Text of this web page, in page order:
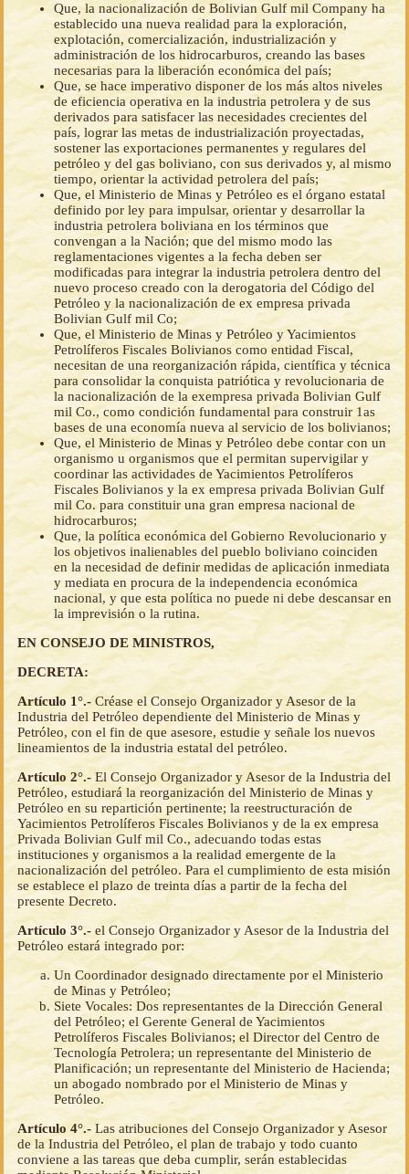
Que, la nacionalización de Bolivian Gulf mil Company ha
establecido una nueva realidad para la exploración,
explotación, comercialización, industrialización y
administración de los hidrocarburos, creando las bases
necesarias para la liberación económica del país;
Que, se hace imperativo disponer de los más altos niveles
de eficiencia operativa en la industria petrolera y de sus
derivados para satisfacer las necesidades crecientes del
país, lograr las metas de industrialización proyectadas,
sostener las exportaciones permanentes y regulares del
petróleo y del gas boliviano, con sus derivados y, al mismo
tiempo, orientar la actividad petrolera del país;
Que, el Ministerio de Minas y Petróleo es el órgano estatal
definido por ley para impulsar, orientar y desarrollar la
industria petrolera boliviana en los términos que
convengan a la Nación; que del mismo modo las
reglamentaciones vigentes a la fecha deben ser
modificadas para integrar la industria petrolera dentro del
nuevo proceso creado con la derogatoria del Código del
Petróleo y la nacionalización de ex empresa privada
Bolivian Gulf mil Co;
Que, el Ministerio de Minas y Petróleo y Yacimientos
Petrolíferos Fiscales Bolivianos como entidad Fiscal,
necesitan de una reorganización rápida, científica y técnica
para consolidar la conquista patriótica y revolucionaria de
la nacionalización de la exempresa privada Bolivian Gulf
mil Co., como condición fundamental para construir 1as
bases de una economía nueva al servicio de los bolivianos;
Que, el Ministerio de Minas y Petróleo debe contar con un
organismo u organismos que el permitan supervigilar y
coordinar las actividades de Yacimientos Petrolíferos
Fiscales Bolivianos y la ex empresa privada Bolivian Gulf
mil Co. para constituir una gran empresa nacional de
hidrocarburos;
Que, la política económica del Gobierno Revolucionario y
los objetivos inalienables del pueblo boliviano coinciden
en la necesidad de definir medidas de aplicación inmediata
y mediata en procura de la independencia económica
nacional, y que esta política no puede ni debe descansar en
la imprevisión o la rutina.
EN CONSEJO DE MINISTROS,
DECRETA:
Artículo 1°.- Créase el Consejo Organizador y Asesor de la
Industria del Petróleo dependiente del Ministerio de Minas y
Petróleo, con el fin de que asesore, estudie y señale los nuevos
lineamientos de la industria estatal del petróleo.
Artículo 2°.- El Consejo Organizador y Asesor de la Industria del
Petróleo, estudiará la reorganización del Ministerio de Minas y
Petróleo en su repartición pertinente; la reestructuración de
Yacimientos Petrolíferos Fiscales Bolivianos y de la ex empresa
Privada Bolivian Gulf mil Co., adecuando todas estas
instituciones y organismos a la realidad emergente de la
nacionalización del petróleo. Para el cumplimiento de esta misión
se establece el plazo de treinta días a partir de la fecha del
presente Decreto.
Artículo 3°.- el Consejo Organizador y Asesor de la Industria del
Petróleo estará integrado por:
Un Coordinador designado directamente por el Ministerio
de Minas y Petróleo;
Siete Vocales: Dos representantes de la Dirección General
del Petróleo; el Gerente General de Yacimientos
Petrolíferos Fiscales Bolivianos; el Director del Centro de
Tecnología Petrolera; un representante del Ministerio de
Planificación; un representante del Ministerio de Hacienda;
un abogado nombrado por el Ministerio de Minas y
Petróleo.
Artículo 4°.- Las atribuciones del Consejo Organizador y Asesor
de la Industria del Petróleo, el plan de trabajo y todo cuanto
conviene a las tareas que deba cumplir, serán establecidas